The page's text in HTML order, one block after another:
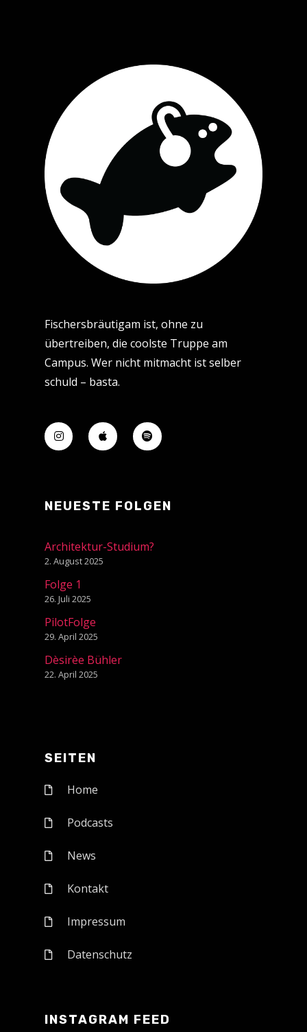
Fischersbräutigam ist, ohne zu
übertreiben, die coolste Truppe am
Campus. Wer nicht mitmacht ist selber
schuld – basta.
NEUESTE FOLGEN
Architektur-Studium?
2. August 2025
Folge 1
26. Juli 2025
PilotFolge
29. April 2025
Dèsirèe Bühler
22. April 2025
SEITEN
Home
Podcasts
News
Kontakt
Impressum
Datenschutz
INSTAGRAM FEED